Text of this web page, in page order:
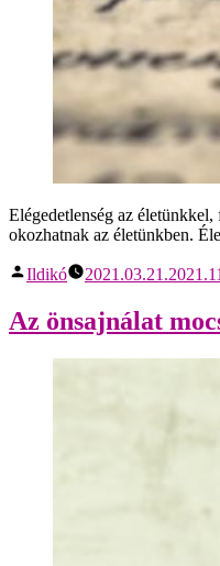
Elégedetlenség az
okozhatnak az életünkben.
Ildikó 2021.03.21.
Az önsajnálat